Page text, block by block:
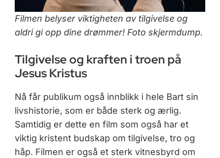
Filmen belyser viktigheten av tilgivelse og
aldri gi opp dine drømmer! Foto skjermdump.
Tilgivelse og kraften i troen på
Jesus Kristus
Nå får publikum også innblikk i hele Bart sin
livshistorie, som er både sterk og ærlig.
Samtidig er dette en film som også har et
viktig kristent budskap om tilgivelse, tro og
håp. Filmen er også et sterk vitnesbyrd om